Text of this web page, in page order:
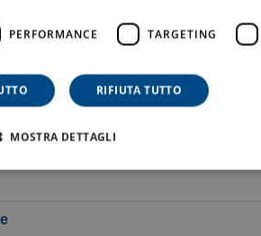
di archiviazione
locale
PERFORMANCE TARGETING
RIFIUTA TUTTO
MOSTRA DETTAGLI